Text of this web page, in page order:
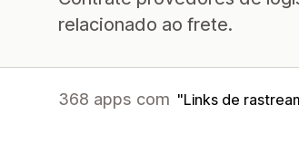
relacionado ao frete.
368 apps com Links de